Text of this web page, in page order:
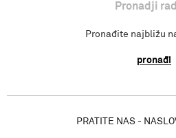
Pronadji
Pronađite najbližu
pronađi
PRATITE NAS -